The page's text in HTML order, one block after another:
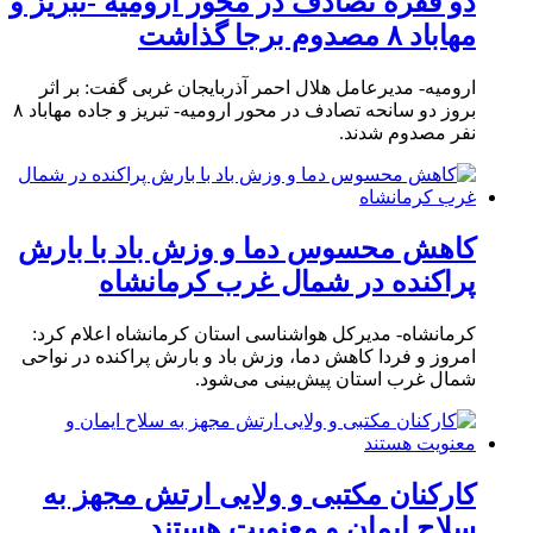
مهاباد ۸ مصدوم برجا گذاشت
ارومیه- مدیرعامل هلال احمر آذربایجان غربی گفت: بر اثر
بروز دو سانحه تصادف در محور ارومیه- تبریز و جاده مهاباد ۸
نفر مصدوم شدند.
کاهش محسوس دما و وزش باد با بارش
پراکنده در شمال غرب کرمانشاه
کرمانشاه- مدیرکل هواشناسی استان کرمانشاه اعلام کرد:
امروز و فردا کاهش دما، وزش باد و بارش پراکنده در نواحی
شمال غرب استان پیش‌بینی می‌شود.
کارکنان مکتبی و ولایی ارتش مجهز به